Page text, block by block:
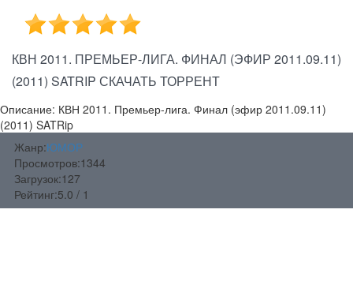
КВН 2011. ПРЕМЬЕР-ЛИГА. ФИНАЛ (ЭФИР 2011.09.11)
(2011) SATRIP СКАЧАТЬ ТОРРЕНТ
Описание: КВН 2011. Премьер-лига. Финал (эфир 2011.09.11)
(2011) SATRip
Жанр:ЮМОР
Просмотров:1344
Загрузок:127
Рейтинг:5.0 / 1